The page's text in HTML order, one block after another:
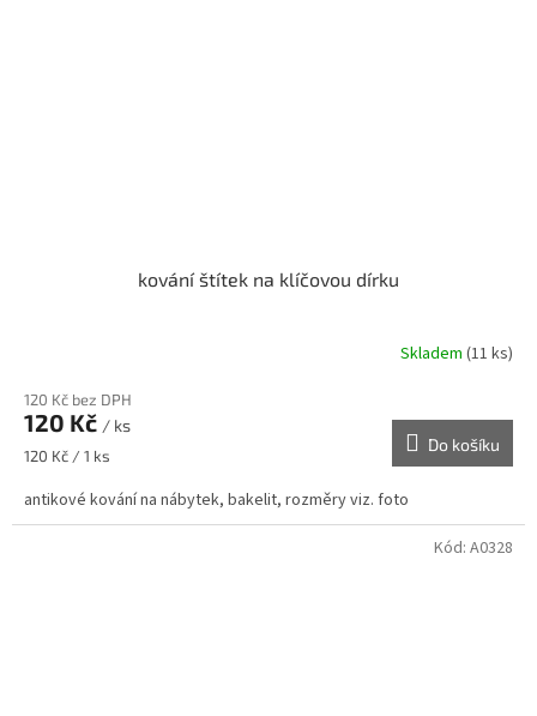
kování štítek na klíčovou dírku
Skladem (11 ks)
120 Kč bez DPH
120 Kč / ks
Měrná
120 Kč / 1 ks
Do košíku
antikové kování na nábytek, bakelit, rozměry viz. foto
Kód: A0328